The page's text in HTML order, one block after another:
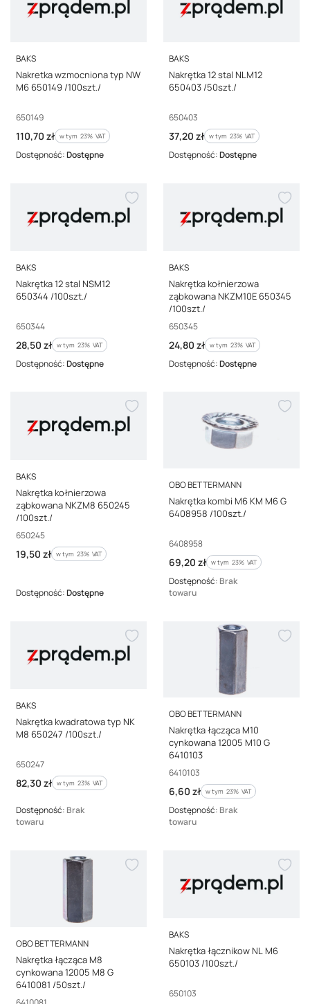
PRODUCENT
BAKS
Nakretka wzmocniona typ NW
M6 650149 /100szt./
Kod producenta
650149
Cena brutto
110,70 zł w tym %s VAT
w tym 23% VAT
Dostępność:Dostępne
PRODUCENT
BAKS
Nakrętka 12 stal NLM12
650403 /50szt./
Kod producenta
650403
Cena brutto
37,20 zł w tym %s VAT
w tym 23% VAT
Dostępność:Dostępne
PRODUCENT
BAKS
Nakrętka 12 stal NSM12
650344 /100szt./
Kod producenta
650344
Cena brutto
28,50 zł w tym %s VAT
w tym 23% VAT
Dostępność:Dostępne
PRODUCENT
BAKS
Nakrętka kołnierzowa
ząbkowana NKZM10E 650345
/100szt./
Kod producenta
650345
Cena brutto
24,80 zł w tym %s VAT
w tym 23% VAT
Dostępność:Dostępne
PRODUCENT
BAKS
Nakrętka kołnierzowa
ząbkowana NKZM8 650245
/100szt./
Kod producenta
650245
Cena brutto
19,50 zł w tym %s VAT
w tym 23% VAT
Dostępność:Dostępne
PRODUCENT
OBO BETTERMANN
Nakrętka kombi M6 KM M6 G
6408958 /100szt./
Kod producenta
6408958
Cena brutto
69,20 zł w tym %s VAT
w tym 23% VAT
Dostępność: Brak
towaru
PRODUCENT
BAKS
Nakrętka kwadratowa typ NK
M8 650247 /100szt./
Kod producenta
650247
Cena brutto
82,30 zł w tym %s VAT
w tym 23% VAT
Dostępność: Brak
towaru
PRODUCENT
OBO BETTERMANN
Nakrętka łącząca M10
cynkowana 12005 M10 G
6410103
Kod producenta
6410103
Cena brutto
6,60 zł w tym %s VAT
w tym 23% VAT
Dostępność: Brak
towaru
PRODUCENT
OBO BETTERMANN
Nakrętka łącząca M8
cynkowana 12005 M8 G
6410081 /50szt./
Kod producenta
PRODUCENT
BAKS
Nakrętka łącznikow NL M6
650103 /100szt./
Kod producenta
650103